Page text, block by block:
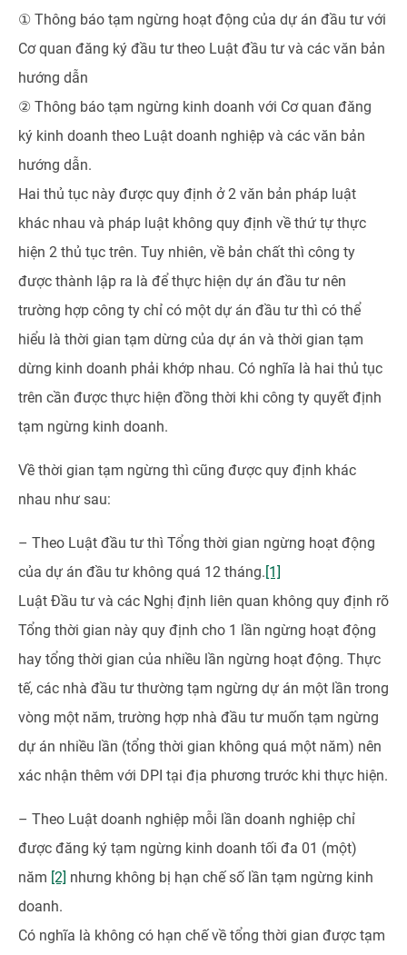
① Thông báo tạm ngừng hoạt động của dự án đầu tư với
Cơ quan đăng ký đầu tư theo Luật đầu tư và các văn bản
hướng dẫn
② Thông báo tạm ngừng kinh doanh với Cơ quan đăng
ký kinh doanh theo Luật doanh nghiệp và các văn bản
hướng dẫn.
Hai thủ tục này được quy định ở 2 văn bản pháp luật
khác nhau và pháp luật không quy định về thứ tự thực
hiện 2 thủ tục trên. Tuy nhiên, về bản chất thì công ty
được thành lập ra là để thực hiện dự án đầu tư nên
trường hợp công ty chỉ có một dự án đầu tư thì có thể
hiểu là thời gian tạm dừng của dự án và thời gian tạm
dừng kinh doanh phải khớp nhau. Có nghĩa là hai thủ tục
trên cần được thực hiện đồng thời khi công ty quyết định
tạm ngừng kinh doanh.
Về thời gian tạm ngừng thì cũng được quy định khác
nhau như sau:
– Theo Luật đầu tư thì Tổng thời gian ngừng hoạt động
của dự án đầu tư không quá 12 tháng.[1]
Luật Đầu tư và các Nghị định liên quan không quy định rõ
Tổng thời gian này quy định cho 1 lần ngừng hoạt động
hay tổng thời gian của nhiều lần ngừng hoạt động. Thực
tế, các nhà đầu tư thường tạm ngừng dự án một lần trong
vòng một năm, trường hợp nhà đầu tư muốn tạm ngừng
dự án nhiều lần (tổng thời gian không quá một năm) nên
xác nhận thêm với DPI tại địa phương trước khi thực hiện.
– Theo Luật doanh nghiệp mỗi lần doanh nghiệp chỉ
được đăng ký tạm ngừng kinh doanh tối đa 01 (một)
năm [2] nhưng không bị hạn chế số lần tạm ngừng kinh
doanh.
Có nghĩa là không có hạn chế về tổng thời gian được tạm